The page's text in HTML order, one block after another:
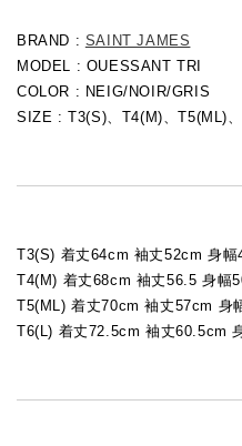
BRAND : SAINT JAMES
MODEL : OUESSANT TRI
COLOR : NEIG/NOIR/GRIS
SIZE : T3(S)、T4(M)、T5(ML)
T3(S) 着丈64cm 袖丈52cm 身幅
T4(M) 着丈68cm 袖丈56.5 身幅
T5(ML) 着丈70cm 袖丈57cm 身
T6(L) 着丈72.5cm 袖丈60.5cm